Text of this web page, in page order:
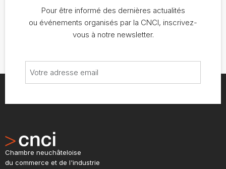
Pour être informé des dernières actualités
ou événements organisés par la CNCI, inscrivez-
vous à notre newsletter.
Chambre neuchâteloise
du commerce et de l'industrie